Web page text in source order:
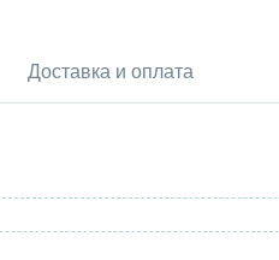
Доставка и оплата